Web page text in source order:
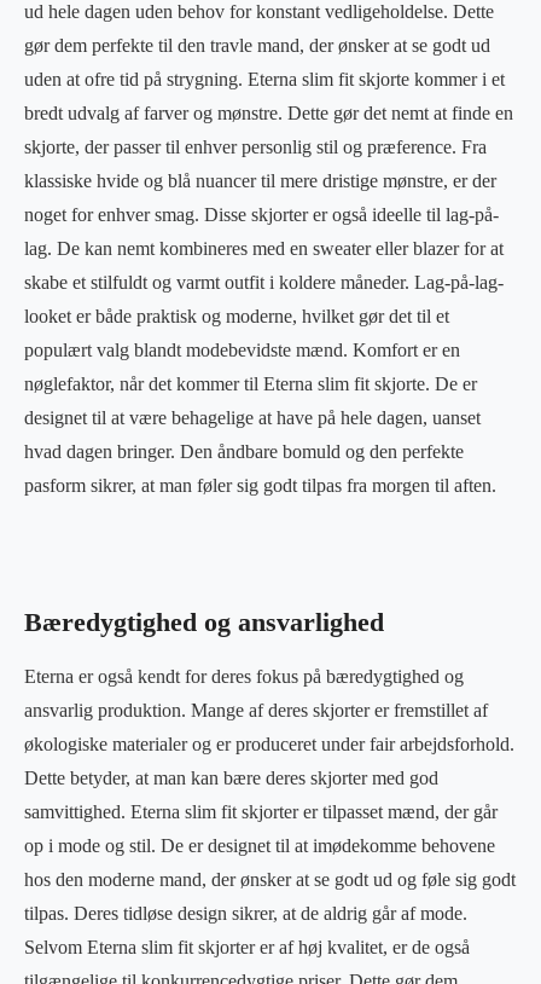
ud hele dagen uden behov for konstant vedligeholdelse. Dette
gør dem perfekte til den travle mand, der ønsker at se godt ud
uden at ofre tid på strygning. Eterna slim fit skjorte kommer i et
bredt udvalg af farver og mønstre. Dette gør det nemt at finde en
skjorte, der passer til enhver personlig stil og præference. Fra
klassiske hvide og blå nuancer til mere dristige mønstre, er der
noget for enhver smag. Disse skjorter er også ideelle til lag-på-
lag. De kan nemt kombineres med en sweater eller blazer for at
skabe et stilfuldt og varmt outfit i koldere måneder. Lag-på-lag-
looket er både praktisk og moderne, hvilket gør det til et
populært valg blandt modebevidste mænd. Komfort er en
nøglefaktor, når det kommer til Eterna slim fit skjorte. De er
designet til at være behagelige at have på hele dagen, uanset
hvad dagen bringer. Den åndbare bomuld og den perfekte
pasform sikrer, at man føler sig godt tilpas fra morgen til aften.
Bæredygtighed og ansvarlighed
Eterna er også kendt for deres fokus på bæredygtighed og
ansvarlig produktion. Mange af deres skjorter er fremstillet af
økologiske materialer og er produceret under fair arbejdsforhold.
Dette betyder, at man kan bære deres skjorter med god
samvittighed. Eterna slim fit skjorter er tilpasset mænd, der går
op i mode og stil. De er designet til at imødekomme behovene
hos den moderne mand, der ønsker at se godt ud og føle sig godt
tilpas. Deres tidløse design sikrer, at de aldrig går af mode.
Selvom Eterna slim fit skjorter er af høj kvalitet, er de også